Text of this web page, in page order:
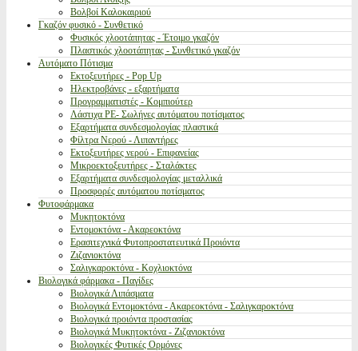
Βολβοί Καλοκαιριού
Γκαζόν φυσικό - Συνθετικό
Φυσικός χλοοτάπητας - Έτοιμο γκαζόν
Πλαστικός χλοοτάπητας - Συνθετικό γκαζόν
Αυτόματο Πότισμα
Εκτοξευτήρες - Pop Up
Ηλεκτροβάνες - εξαρτήματα
Προγραμματιστές - Κομπιούτερ
Λάστιχα PE- Σωλήνες αυτόματου ποτίσματος
Εξαρτήματα συνδεσμολογίας πλαστικά
Φίλτρα Νερού - Λιπαντήρες
Εκτοξευτήρες νερού - Επιφανείας
Μικροεκτοξευτήρες - Σταλάκτες
Εξαρτήματα συνδεσμολογίας μεταλλικά
Προσφορές αυτόματου ποτίσματος
Φυτοφάρμακα
Μυκητοκτόνα
Εντομοκτόνα - Ακαρεοκτόνα
Ερασιτεχνικά Φυτοπροστατευτικά Προιόντα
Ζιζανιοκτόνα
Σαλιγκαροκτόνα - Κοχλιοκτόνα
Βιολογικά φάρμακα - Παγίδες
Βιολογικά Λιπάσματα
Βιολογικά Εντομοκτόνα - Ακαρεοκτόνα - Σαλιγκαροκτόνα
Βιολογικά προιόντα προστασίας
Βιολογικά Μυκητοκτόνα - Ζιζανιοκτόνα
Βιολογικές Φυτικές Ορμόνες